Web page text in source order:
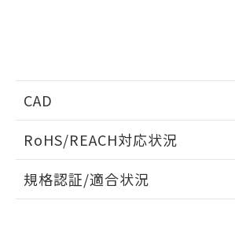
CAD
ドすることができます。
ログイン/会員登録
RoHS/REACH対応状況
EU RoHS 注意事項・凡例
規格認証/適合状況
ビス）をご利用いただくに
登録された部品リストにつ
および当社の共同利用者が
品・サービスに関するお客
※3 非含有証明書ダウンロー
下記の非含有証明書をダウンロー
とができます。
い合わせください。
白
情報を公開していない